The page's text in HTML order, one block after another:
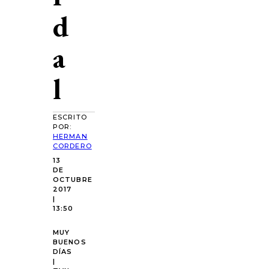
d
a
l
ESCRITO
POR:
HERMAN
CORDERO
13
DE
OCTUBRE
2017
|
13:50
MUY
BUENOS
DÍAS
|